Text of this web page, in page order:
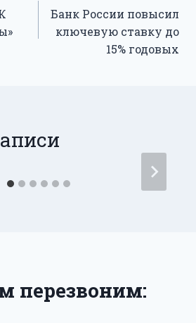
Банк России повысил
ключевую ставку до
15% годовых
перезвоним: